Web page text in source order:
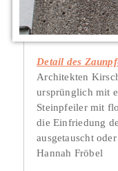
Detail des
Architekten
ursprünglich mit
Steinpfeiler mit
die Einfriedung
ausgetauscht
Hannah Fröbel